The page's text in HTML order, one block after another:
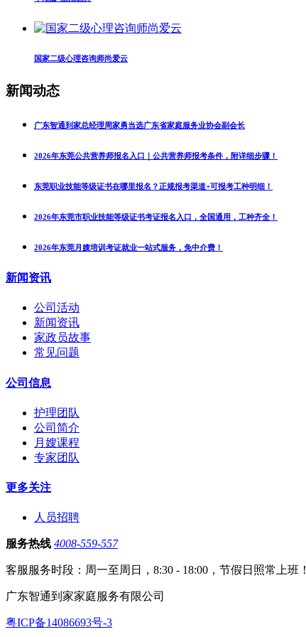
国家二级心理咨询师尚爱云
新闻动态
广东智通到家总经理周家勇当选广东省家庭服务业协会副会长
2026年东莞公共营养师报名入口｜公共营养师报考条件，附详细步骤！
东莞职业技能等级证书在哪里报名？正规报考渠道+可报考工种明细！
2026年东莞市职业技能等级证书考证报名入口，全国通用，工种齐全！
2026年东莞月嫂培训考证就业一站式服务，免中介费！
新闻资讯
公司活动
新闻资讯
家政员故事
常见问题
公司信息
护理团队
公司简介
月嫂课程
专家团队
更多关注
人员招聘
服务热线 4008-559-557
客服服务时段：周一至周日，8:30 - 18:00，节假日照常上班！
广东智通到家家庭服务有限公司
粤ICP备14086693号-3